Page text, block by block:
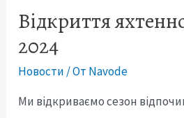
Відкриття
2024
Новости / От Navode
Ми відкриваємо сезон